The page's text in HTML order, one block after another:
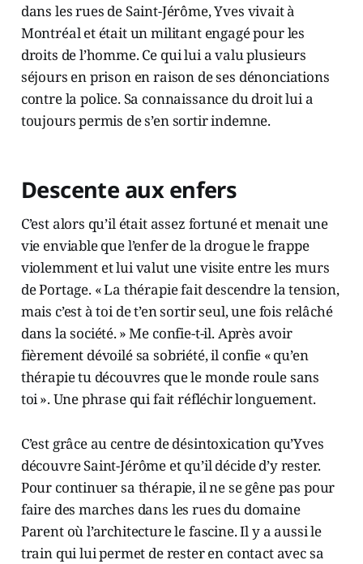
dans les rues de Saint-Jérôme, Yves vivait à
Montréal et était un militant engagé pour les
droits de l’homme. Ce qui lui a valu plusieurs
séjours en prison en raison de ses dénonciations
contre la police. Sa connaissance du droit lui a
toujours permis de s’en sortir indemne.
Descente aux enfers
C’est alors qu’il était assez fortuné et menait une
vie enviable que l’enfer de la drogue le frappe
violemment et lui valut une visite entre les murs
de Portage. « La thérapie fait descendre la tension,
mais c’est à toi de t’en sortir seul, une fois relâché
dans la société. » Me confie-t-il. Après avoir
fièrement dévoilé sa sobriété, il confie « qu’en
thérapie tu découvres que le monde roule sans
toi ». Une phrase qui fait réfléchir longuement.
C’est grâce au centre de désintoxication qu’Yves
découvre Saint-Jérôme et qu’il décide d’y rester.
Pour continuer sa thérapie, il ne se gêne pas pour
faire des marches dans les rues du domaine
Parent où l’architecture le fascine. Il y a aussi le
train qui lui permet de rester en contact avec sa